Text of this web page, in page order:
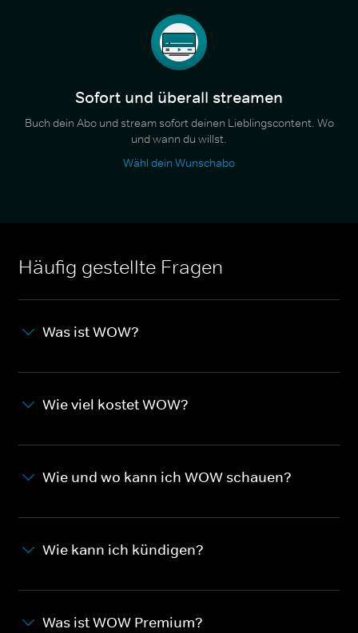
Sofort und überall streamen
Buch dein Abo und stream sofort deinen Lieblingscontent. Wo
und wann du willst.
Wähl dein Wunschabo
Häufig gestellte Fragen
Was ist WOW?
Wie viel kostet WOW?
Wie und wo kann ich WOW schauen?
Wie kann ich kündigen?
Was ist WOW Premium?